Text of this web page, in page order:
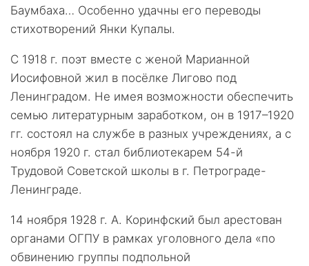
Баумбаха… Особенно удачны его переводы
стихотворений Янки Купалы.
С 1918 г. поэт вместе с женой Марианной
Иосифовной жил в посёлке Лигово под
Ленинградом. Не имея возможности обеспечить
семью литературным заработком, он в 1917–1920
гг. состоял на службе в разных учреждениях, а с
ноября 1920 г. стал библиотекарем 54-й
Трудовой Советской школы в г. Петрограде-
Ленинграде.
14 ноября 1928 г. А. Коринфский был арестован
органами ОГПУ в рамках уголовного дела «по
обвинению группы подпольной